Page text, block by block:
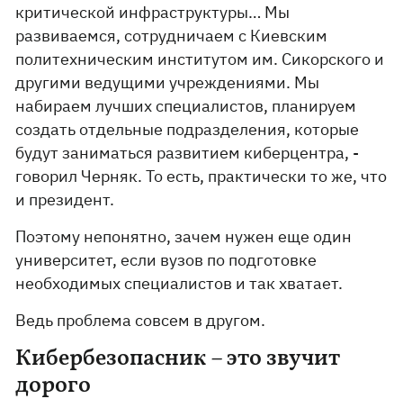
критической инфраструктуры… Мы
развиваемся, сотрудничаем с Киевским
политехническим институтом им. Сикорского и
другими ведущими учреждениями. Мы
набираем лучших специалистов, планируем
создать отдельные подразделения, которые
будут заниматься развитием киберцентра, -
говорил Черняк. То есть, практически то же, что
и президент.
Поэтому непонятно, зачем нужен еще один
университет, если вузов по подготовке
необходимых специалистов и так хватает.
Ведь проблема совсем в другом.
Кибербезопасник – это звучит
дорого